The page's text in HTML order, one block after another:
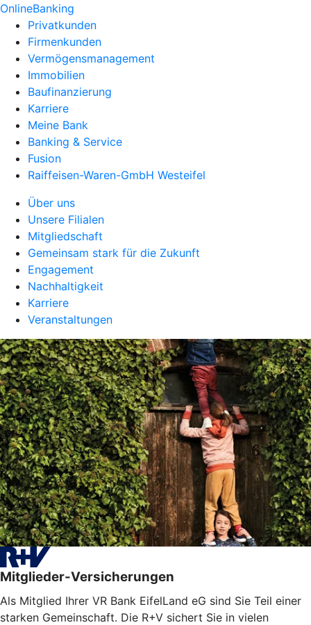
OnlineBanking
Privatkunden
Firmenkunden
Vermögensmanagement
Immobilien
Baufinanzierung
Karriere
Meine Bank
Banking & Service
Fusion
Raiffeisen-Waren-GmbH Westeifel
Über uns
Unsere Filialen
Mitgliedschaft
Gemeinsam stark für die Zukunft
Engagement
Nachhaltigkeit
Karriere
Veranstaltungen
Mitglieder-Versicherungen
Als Mitglied Ihrer VR Bank EifelLand eG sind Sie Teil einer
starken Gemeinschaft. Die R+V sichert Sie in vielen